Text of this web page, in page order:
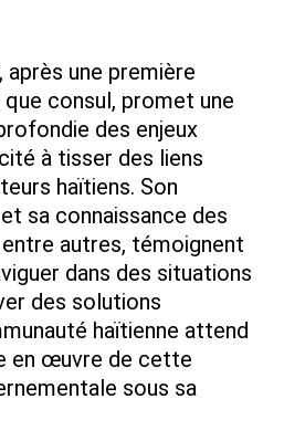
une première
consul, promet une
des enjeux
à tisser des liens
haïtiens. Son
sa connaissance des
autres, témoignent
dans des situations
des solutions
haïtienne attend
en œuvre de cette
sous sa